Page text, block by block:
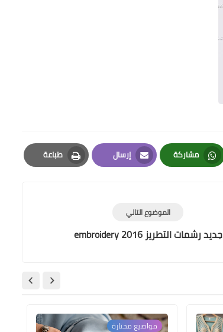
مشاركة
Whatsapp
إرسال
Email
طباعة
Print
الموضوع التالي
جديد رشمات التطريز 2016 embroidery
مواضيع مختارة